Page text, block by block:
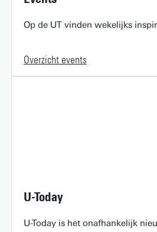
Op de UT vinden wekelijks
Overzicht events
U-Today
U-Today is het onafhankelijk